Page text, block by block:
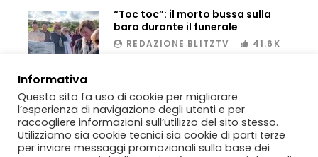
Virginia, il balletto del papà
cheerleader è virale
Roma, il remix virale del discorso di
Giorgia Meloni
00:02
“Toc toc”: il morto bussa sulla
bara durante il funerale
REDAZIONE BLITZTV 41.6K
Informativa
Questo sito fa uso di cookie per migliorare
l’esperienza di navigazione degli utenti e per
raccogliere informazioni sull’utilizzo del sito stesso.
Utilizziamo sia cookie tecnici sia cookie di parti terze
per inviare messaggi promozionali sulla base dei